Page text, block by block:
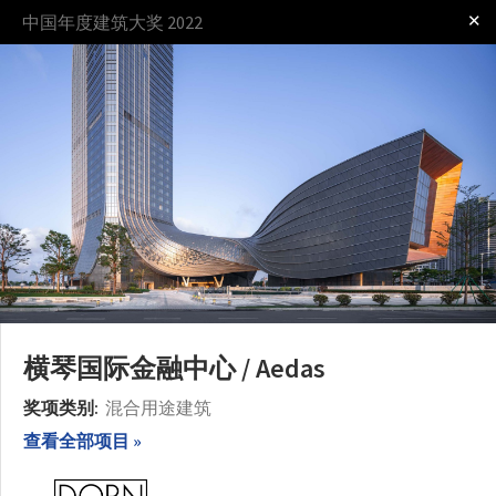
登录
贊助
过程
中国年度建筑大奖 2022 ✕
横琴国际金融中心 / Aedas
奖项类别: 混合用途建筑
查看全部项目 »